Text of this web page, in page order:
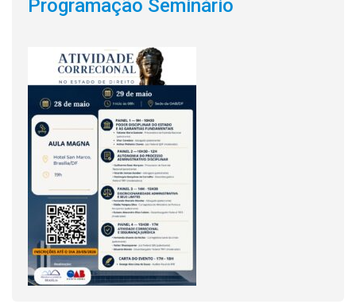
Programação Seminário